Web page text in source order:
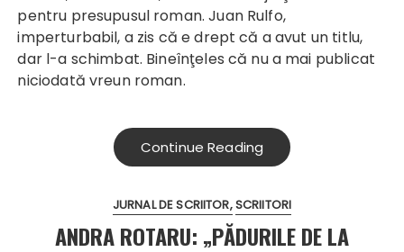
pentru presupusul roman. Juan Rulfo,
imperturbabil, a zis că e drept că a avut un titlu,
dar l-a schimbat. Bineînţeles că nu a mai publicat
niciodată vreun roman.
Continue Reading
JURNAL DE SCRIITOR SCRIITORI
ANDRA ROTARU: „PĂDURILE DE LA